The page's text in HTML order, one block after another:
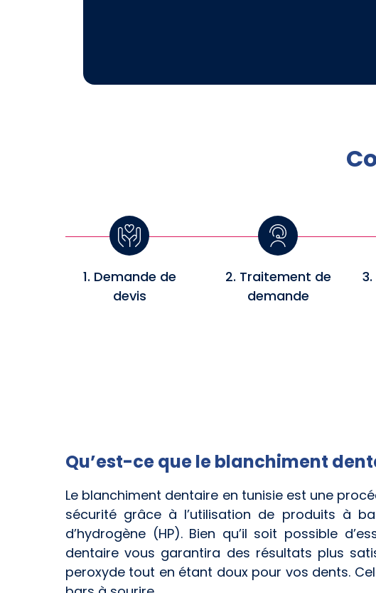
1. Demande de
devis
2. Traitement de
demande
Qu’est-ce que le blanchiment
Le blanchiment dentaire en tunisie est une
sécurité grâce à l’utilisation de produits à
d’hydrogène (HP). Bien qu’il soit possible
dentaire vous garantira des résultats plus
peroxyde tout en étant doux pour vos dents.